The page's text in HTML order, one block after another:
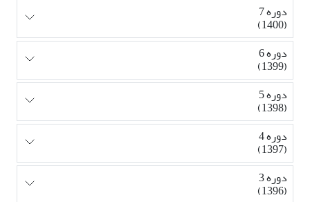
دوره 7
(1400)
دوره 6
(1399)
دوره 5
(1398)
دوره 4
(1397)
دوره 3
(1396)